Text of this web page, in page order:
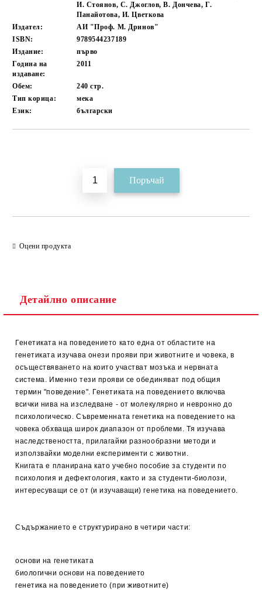
И. Стоянов, С. Джоглов, В. Дончева, Г.
Панайотова, И. Цветкова
Издател:
АИ "Проф. М. Дринов"
ISBN:
9789544237189
Издание:
първо
Година на
издаване:
2011
Обем: 240стр.
Тип корица:
мека
Език:
български
Оцени продукта
Детайлно описание
Генетиката на поведението като една от областите на
генетиката изучава онези прояви при животните и човека, в
осъществяването на които участват мозъка и нервната
система. Именно тези прояви се обединяват под общия
термин "поведение". Генетиката на поведението включва
всички нива на изследване - от молекулярно и невронно до
психологическо. Съвременната генетика на поведението на
човека обхваща широк диапазон от проблеми. Тя изучава
наследствеността, прилагайки разнообразни методи и
използвайки моделни експерименти с животни.
Книгата е планирана като учебно пособие за студенти по
психология и дефектология, както и за студенти-биолози,
интересуващи се от (и изучаващи) генетика на поведението.
Съдържанието е структурирано в четири части:
основи на генетиката
биологични основи на поведението
генетика на поведението (при животните)